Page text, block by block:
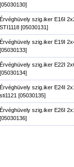
[05030130]
Érvéghüvely szig.iker E16I
STI1118 [05030131]
Érvéghüvely szig.iker E19I
[05030133]
Érvéghüvely szig.iker E22I
[05030134]
Érvéghüvely szig.iker E24I
sti1121 [05030135]
Érvéghüvely szig.iker E26I
[05030136]